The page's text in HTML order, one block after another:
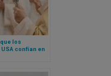
los
confían en